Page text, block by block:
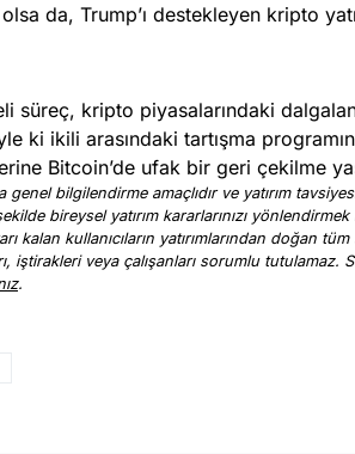
da, Trump’ı destekleyen kripto
süreç, kripto piyasalarındaki
ki ikili arasındaki tartışma
Bitcoin’de ufak bir geri çekilme
bilgilendirme amaçlıdır ve yatırım
bireysel yatırım kararlarınızı yönlendirmek
kalan kullanıcıların yatırımlarından doğan
iştirakleri veya çalışanları sorumlu tutulamaz.
.